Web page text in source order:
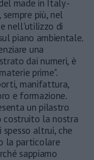
made in Italy -
più, nel
nell'utilizzo di
piano ambientale.
una
dai numeri, è
prime".
manifattura,
e formazione.
un pilastro
costruito la nostra
altrui, che
la particolare
sappiamo